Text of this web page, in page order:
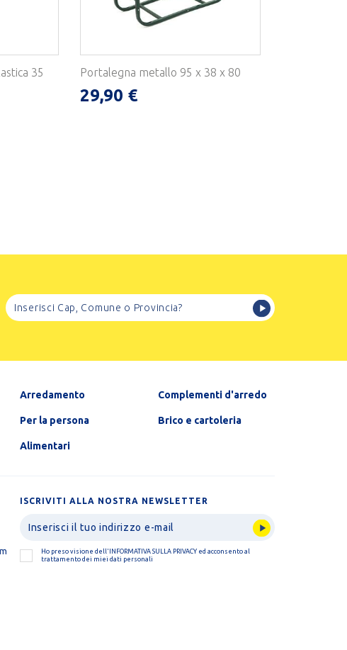
35
Portalegna metallo 95 x 38 x 80
29,90 €
Arredamento Complementi d'arredo
Per la persona Brico e cartoleria
Alimentari
ISCRIVITI ALLA NOSTRA NEWSLETTER
Ho preso visione dell' INFORMATIVA SULLA PRIVACY ed acconsento al
trattamento dei miei dati personali